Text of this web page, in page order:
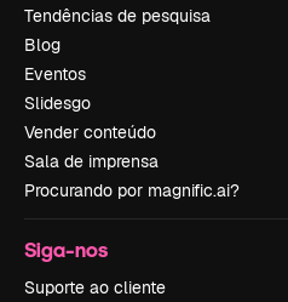
Tendências de pesquisa
Blog
Eventos
Slidesgo
Vender conteúdo
Sala de imprensa
Procurando por magnific.ai?
Siga-nos
Suporte ao cliente